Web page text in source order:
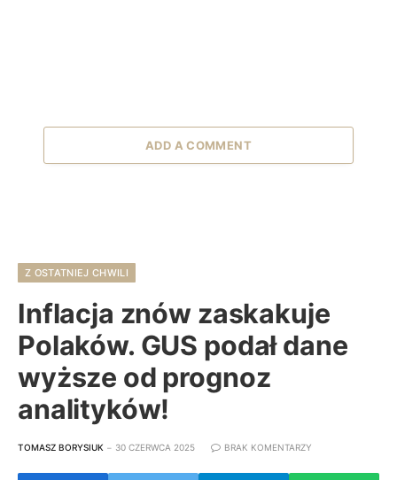
ADD A COMMENT
Z OSTATNIEJ CHWILI
Inflacja znów zaskakuje
Polaków. GUS podał dane
wyższe od prognoz
analityków!
TOMASZ BORYSIUK 30 CZERWCA 2025 BRAK KOMENTARZY